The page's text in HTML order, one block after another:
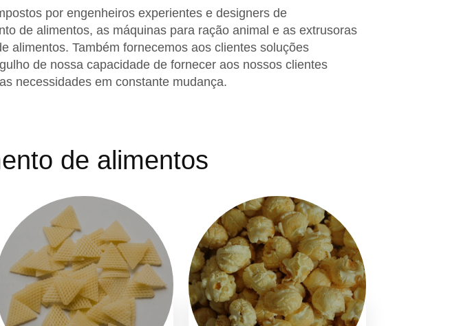
por engenheiros experientes e designers de
de alimentos, as máquinas para ração animal e as extrusoras
alimentos. Também fornecemos aos clientes soluções
de nossa capacidade de fornecer aos nossos clientes
necessidades em constante mudança.
de alimentos